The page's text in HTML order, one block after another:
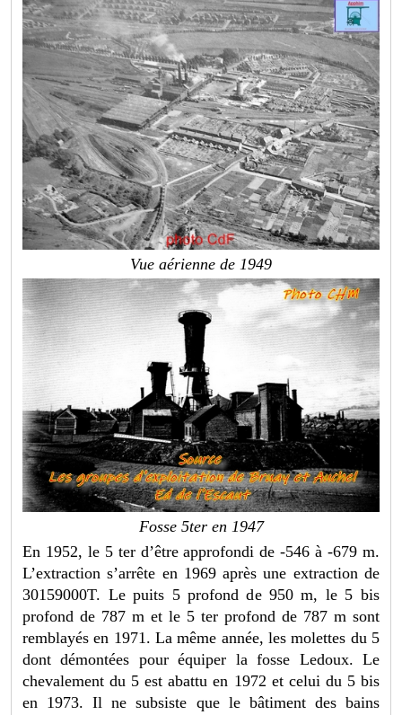
Vue aérienne de 1949
Fosse 5ter en 1947
En 1952, le 5 ter d’être approfondi de -546 à -679 m.
L’extraction s’arrête en 1969 après une extraction de
30159000T. Le puits 5 profond de 950 m, le 5 bis
profond de 787 m et le 5 ter profond de 787 m sont
remblayés en 1971. La même année, les molettes du 5
dont démontées pour équiper la fosse Ledoux. Le
chevalement du 5 est abattu en 1972 et celui du 5 bis
en 1973. Il ne subsiste que le bâtiment des bains